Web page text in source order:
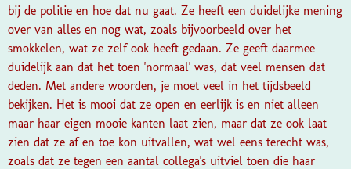
bij de politie en hoe dat nu gaat. Ze heeft een duidelijke mening
over van alles en nog wat, zoals bijvoorbeeld over het
smokkelen, wat ze zelf ook heeft gedaan. Ze geeft daarmee
duidelijk aan dat het toen 'normaal' was, dat veel mensen dat
deden. Met andere woorden, je moet veel in het tijdsbeeld
bekijken. Het is mooi dat ze open en eerlijk is en niet alleen
maar haar eigen mooie kanten laat zien, maar dat ze ook laat
zien dat ze af en toe kon uitvallen, wat wel eens terecht was,
zoals dat ze tegen een aantal collega's uitviel toen die haar